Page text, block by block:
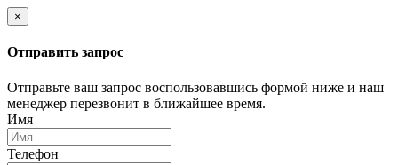
×
Отправить запрос
Отправьте ваш запрос воспользовавшись формой ниже и наш
менеджер перезвонит в ближайшее время.
Имя
Телефон